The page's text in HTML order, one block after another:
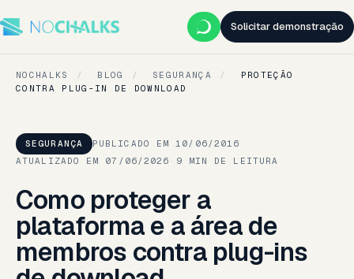
Solicitar demonstração
NOCHALKS / BLOG / SEGURANÇA /
PROTEÇÃO
CONTRA PLUG-IN DE DOWNLOAD
SEGURANÇA PUBLICADO EM 10/06/2016 ·
ATUALIZADO EM 07/06/2026 · 9 MIN DE LEITURA
Como proteger a
plataforma e a área de
membros contra plug-ins